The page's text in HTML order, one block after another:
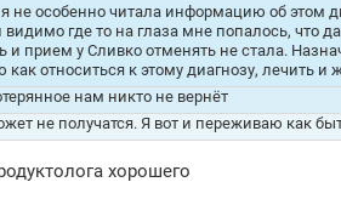
не особенно читала информацию об этом
где то на глаза мне попалось, что
и прием у Сливко отменять не стала.
относиться к этому диагнозу, лечить
нам никто не вернёт
не получатся. Я вот и переживаю как
хорошего